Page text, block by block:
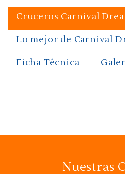
Cruceros Carnival
Lo mejor de Carnival
Ficha Técnica
Nuestras